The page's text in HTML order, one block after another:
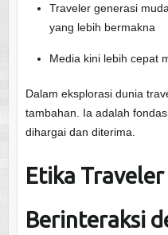
Traveler generasi
yang lebih bermakna
Media kini lebih cepat
Dalam eksplorasi dunia
tambahan. Ia adalah
dihargai dan diterima.
Etika
Berinteraksi